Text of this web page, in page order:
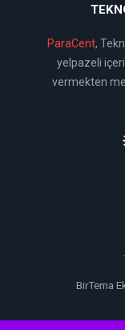
ParaCent,
yelpazeli
vermekten
BirTema